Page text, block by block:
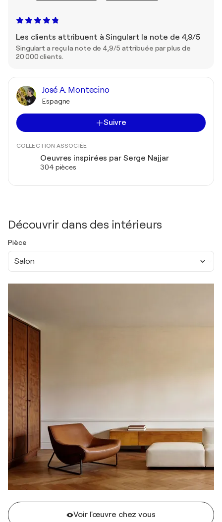
Les clients attribuent à Singulart la note de 4,9/5
Singulart a reçu la note de 4,9/5 attribuée par plus de
20 000 clients.
José A. Montecino
Espagne
Suivre
COLLECTION ASSOCIÉE
Oeuvres inspirées par Serge Najjar
304 pièces
Découvrir dans des intérieurs
Pièce
Salon
Voir l'œuvre chez vous